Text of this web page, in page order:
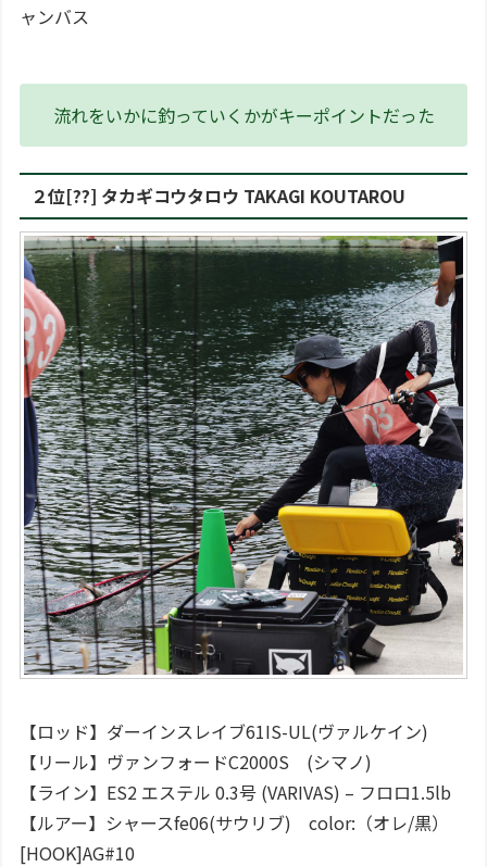
ャンバス
流れをいかに釣っていくかがキーポイントだった
２位[??] タカギコウタロウ TAKAGI KOUTAROU
【ロッド】ダーインスレイブ61IS-UL(ヴァルケイン)
【リール】ヴァンフォードC2000S (シマノ)
【ライン】ES2 エステル 0.3号 (VARIVAS) – フロロ1.5lb
【ルアー】シャースfe06(サウリブ) color:（オレ/黒）
[HOOK]AG#10